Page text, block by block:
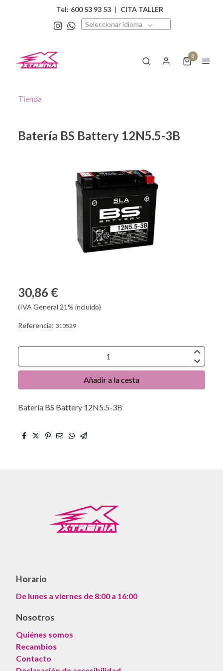
Tel: 600 53 93 53 | CITA TALLER
Seleccionar idioma
0
Tienda
Batería BS Battery 12N5.5-3B
30,86 €
(IVA General 21% incluido)
Referencia: 310529
Añadir a la cesta
Batería BS Battery 12N5.5-3B
Horario
De lunes a viernes de 8:00 a 16:00
Nosotros
Quiénes somos
Recambios
Contacto